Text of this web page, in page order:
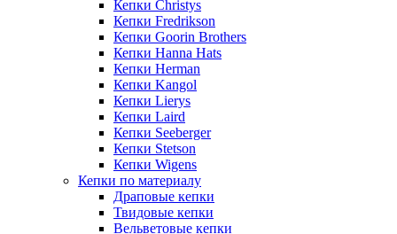
Кепки Christys
Кепки Fredrikson
Кепки Goorin Brothers
Кепки Hanna Hats
Кепки Herman
Кепки Kangol
Кепки Lierys
Кепки Laird
Кепки Seeberger
Кепки Stetson
Кепки Wigens
Кепки по материалу
Драповые кепки
Твидовые кепки
Вельветовые кепки